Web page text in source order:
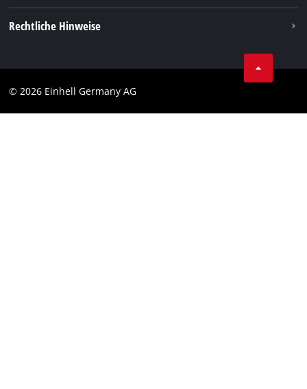
Vertrag widerrufen
Rechtliche Hinweise
Impressum
© 2026 Einhell Germany AG